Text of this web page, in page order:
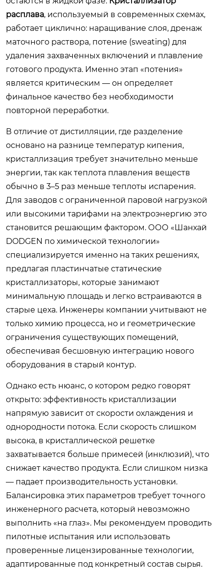
расплава, используемый в современных схемах,
работает циклично: наращивание слоя, дренаж
маточного раствора, потение (sweating) для
удаления захваченных включений и плавление
готового продукта. Именно этап «потения»
является критическим — он определяет
финальное качество без необходимости
повторной переработки.
В отличие от дистилляции, где разделение
основано на разнице температур кипения,
кристаллизация требует значительно меньше
энергии, так как теплота плавления веществ
обычно в 3–5 раз меньше теплоты испарения.
Для заводов с ограниченной паровой нагрузкой
или высокими тарифами на электроэнергию это
становится решающим фактором. ООО «Шанхай
DODGEN по химической технологии»
специализируется именно на таких решениях,
предлагая пластинчатые статические
кристаллизаторы, которые занимают
минимальную площадь и легко встраиваются в
старые цеха. Инженеры компании учитывают не
только химию процесса, но и геометрические
ограничения существующих помещений,
обеспечивая бесшовную интеграцию нового
оборудования в старый контур.
Однако есть нюанс, о котором редко говорят
открыто: эффективность кристаллизации
напрямую зависит от скорости охлаждения и
однородности потока. Если скорость слишком
высока, в кристаллической решетке
захватывается больше примесей (инклюзий), что
снижает качество продукта. Если слишком низка
— падает производительность установки.
Балансировка этих параметров требует точного
инженерного расчета, который невозможно
выполнить «на глаз». Мы рекомендуем проводить
пилотные испытания или использовать
проверенные лицензированные технологии,
адаптированные под конкретный состав сырья.